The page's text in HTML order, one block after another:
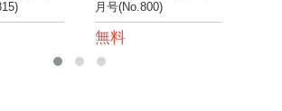
月号(No.800)
無料